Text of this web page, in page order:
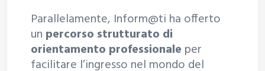
Parallelamente, Inform@ti ha offerto
un percorso strutturato di
orientamento professionale per
facilitare l’ingresso nel mondo del